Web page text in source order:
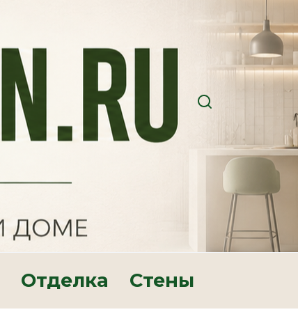
Отделка Стены